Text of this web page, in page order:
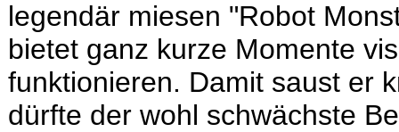
legendär miesen "Robot
bietet ganz kurze Momente
funktionieren. Damit saust er
dürfte der wohl schwächste